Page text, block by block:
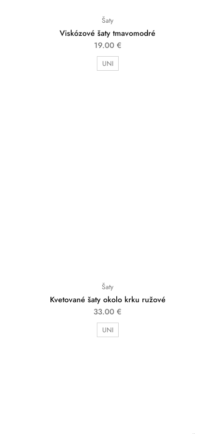
Šaty
Viskózové šaty tmavomodré
19.00 €
UNI
Šaty
Kvetované šaty okolo krku ružové
33.00 €
UNI